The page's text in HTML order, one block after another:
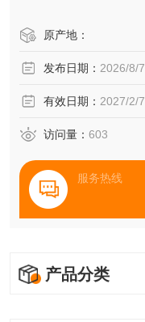
原产地：
发布日期： 2026/8/7
有效日期： 2027/2/7
访问量： 603
服务热线
产品分类